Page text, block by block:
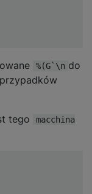
%(G`\n do
tego
macchina